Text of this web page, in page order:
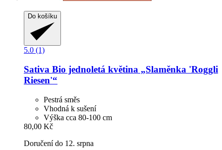
Do košíku
5.0 (1)
Sativa Bio jednoletá květina „Slaměnka 'Roggli
Riesen'“
Pestrá směs
Vhodná k sušení
Výška cca 80-100 cm
80,00 Kč
Doručení do 12. srpna